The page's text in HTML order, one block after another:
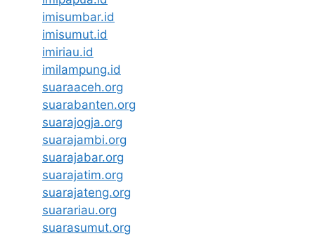
imisumbar.id
imisumut.id
imiriau.id
imilampung.id
suaraaceh.org
suarabanten.org
suarajogja.org
suarajambi.org
suarajabar.org
suarajatim.org
suarajateng.org
suarariau.org
suarasumut.org